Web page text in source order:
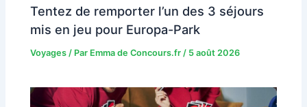
Tentez de remporter l’un des 3 séjours
mis en jeu pour Europa-Park
Voyages / Par Emma de Concours.fr/ 5 août 2026